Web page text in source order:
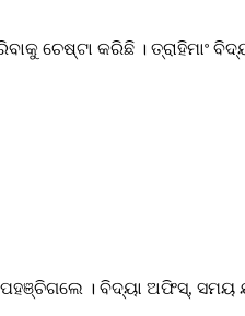
ଚେଷ୍ଟା କରିଛି । ତ୍ରାହିମାଂ
। ବିଦ୍ୟା ଅଫିସ୍‌, ସମୟ